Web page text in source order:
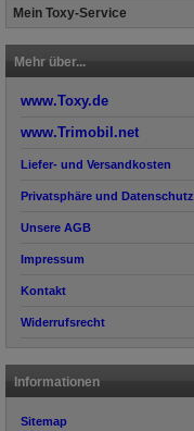
Mein Toxy-Service
Mehr über...
www.Toxy.de
www.Trimobil.net
Liefer- und Versandkosten
Privatsphäre und Datenschutz
Unsere AGB
Impressum
Kontakt
Widerrufsrecht
Informationen
Sitemap